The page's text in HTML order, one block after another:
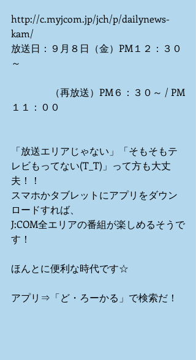
http://c.myjcom.jp/jch/p/dailynews-
kam/
放送日：９月８日（金）PM１２：３０
～
（再放送）PM６：３０～ / PM
１１：００
「放送エリアじゃない」「そもそもテ
レビもってない(T_T)」って方も大丈
夫！！
スマホかタブレットにアプリをダウン
ロードすれば、
J:COM全エリアの番組が楽しめるそうで
す！
ほんとに便利な時代です☆
アプリ⇒「ど・ろーかる」で検索だ！